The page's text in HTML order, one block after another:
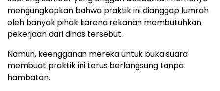
mengungkapkan bahwa praktik ini dianggap lumrah
oleh banyak pihak karena rekanan membutuhkan
pekerjaan dari dinas tersebut.
Namun, keengganan mereka untuk buka suara
membuat praktik ini terus berlangsung tanpa
hambatan.